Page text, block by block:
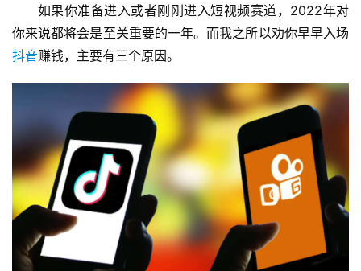
如果你准备进入或者刚刚进入短视频赛道，2022年对
你来说都将会是至关重要的一年。而我之所以劝你早早入场
抖音赚钱，主要有三个原因。